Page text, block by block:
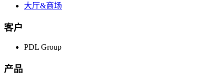
大厅&商场
客户
PDL Group
产品